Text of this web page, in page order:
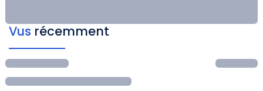
Vus récemment